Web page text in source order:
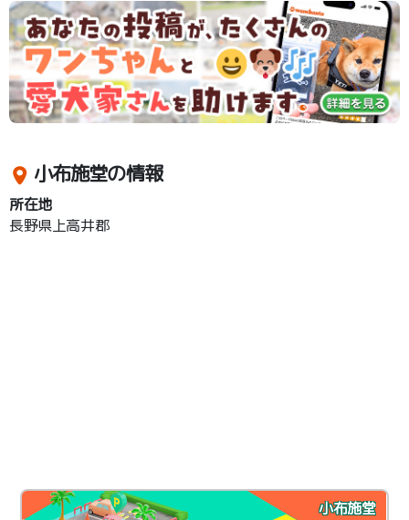
小布施堂の情報
所在地
長野県上高井郡
小布施堂